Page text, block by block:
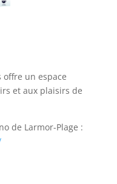
offre un espace
et aux plaisirs de
de Larmor-Plage :